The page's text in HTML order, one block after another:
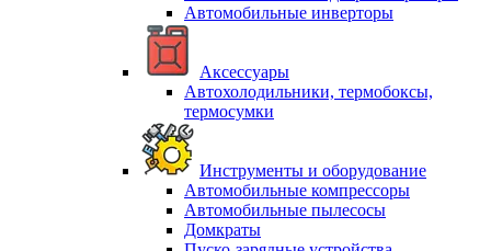
Автомобильные инверторы
Аксессуары
Автохолодильники, термобоксы,
термосумки
Инструменты и оборудование
Автомобильные компрессоры
Автомобильные пылесосы
Домкраты